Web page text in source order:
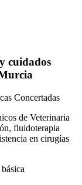
cuidados
Concertadas
de Veterinaria
fluidoterapia
en cirugías